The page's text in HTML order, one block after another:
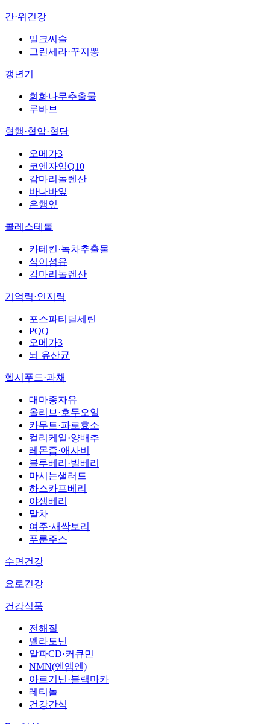
간·위건강
밀크씨슬
그린세라·꾸지뽕
갱년기
회화나무추출물
루바브
혈행·혈압·혈당
오메가3
코엔자임Q10
감마리놀렌산
바나바잎
은행잎
콜레스테롤
카테킨·녹차추출물
식이섬유
감마리놀렌산
기억력·인지력
포스파티딜세린
PQQ
오메가3
뇌 유산균
헬시푸드·과채
대마종자유
올리브·호두오일
카무트·파로효소
컬리케일·양배추
레몬즙·애사비
블루베리·빌베리
마시는샐러드
하스카프베리
야생베리
말차
여주·새싹보리
푸룬주스
수면건강
요로건강
건강식품
전해질
멜라토닌
알파CD·커큐민
NMN(엔엠엔)
아르기닌·블랙마카
레티놀
건강간식